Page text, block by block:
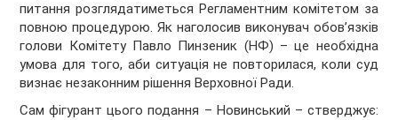
питання розглядатиметься Регламентним комітетом за
повною процедурою. Як наголосив виконувач обов’язків
голови Комітету Павло Пинзеник (НФ) – це необхідна
умова для того, аби ситуація не повторилася, коли суд
визнає незаконним рішення Верховної Ради.
Сам фігурант цього подання – Новинський – стверджує: